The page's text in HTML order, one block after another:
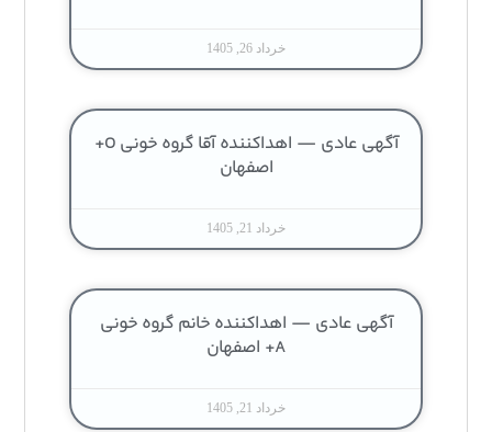
خرداد 26, 1405
آگهی عادی — اهداکننده آقا گروه خونی O+
اصفهان
خرداد 21, 1405
آگهی عادی — اهداکننده خانم گروه خونی
A+ اصفهان
خرداد 21, 1405